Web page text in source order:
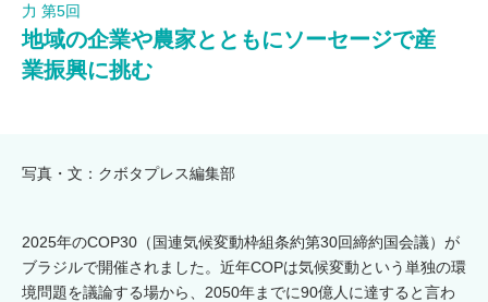
力 第5回
地域の企業や農家とともにソーセージで産
業振興に挑む
写真・文：クボタプレス編集部
2025年のCOP30（国連気候変動枠組条約第30回締約国会議）が
ブラジルで開催されました。近年COPは気候変動という単独の環
境問題を議論する場から、2050年までに90億人に達すると言わ